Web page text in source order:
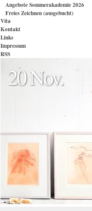
Angebote Sommerakademie 2026
Freies Zeichnen (ausgebucht)
Vita
Kontakt
Links
Impressum
RSS
20 Nov.